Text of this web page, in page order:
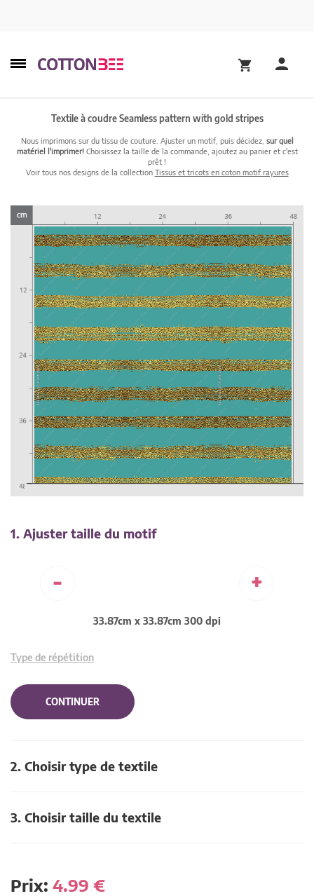
Textile à coudre Seamless pattern with gold stripes
Nous imprimons sur du tissu de couture. Ajuster un motif, puis décidez, sur quel
matériel l'imprimer!Choisissez la taille de la commande, ajoutez au panier et c'est
prêt !
Voir tous nos designs de la collection Tissus et tricots en coton motif rayures
1. Ajuster taille du motif
- +
33.87cm x 33.87cm 300 dpi
Type de répétition
CONTINUER
2. Choisir type de textile
3. Choisir taille du textile
Prix: 4.99 €